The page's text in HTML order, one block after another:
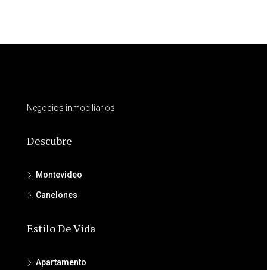
Negocios inmobiliarios
Descubre
Montevideo
Canelones
Estilo De Vida
Apartamento